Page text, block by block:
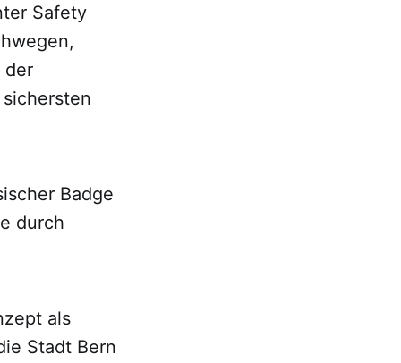
Safety
der
Badge
durch
als
Stadt Bern